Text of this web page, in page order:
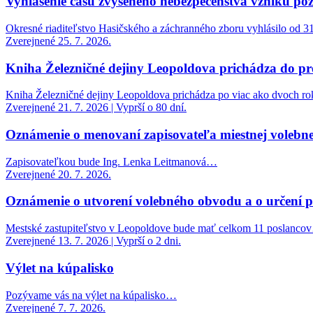
Okresné riaditeľstvo Hasičského a záchranného zboru vyhlásilo od
Zverejnené 25. 7. 2026.
Kniha Železničné dejiny Leopoldova prichádza do
Kniha Železničné dejiny Leopoldova prichádza po viac ako dvoch
Zverejnené 21. 7. 2026 | Vyprší o 80 dní.
Oznámenie o menovaní zapisovateľa miestnej
Zapisovateľkou bude Ing. Lenka Leitmanová…
Zverejnené 20. 7. 2026.
Oznámenie o utvorení volebného obvodu a o
Mestské zastupiteľstvo v Leopoldove bude mať celkom 11
Zverejnené 13. 7. 2026 | Vyprší o 2 dni.
Výlet na kúpalisko
Pozývame vás na výlet na kúpalisko…
Zverejnené 7. 7. 2026.